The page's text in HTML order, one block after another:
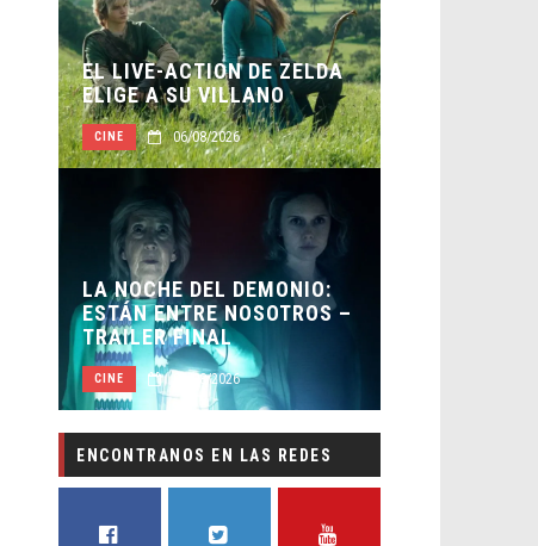
EL LIVE-ACTION DE ZELDA
ELIGE A SU VILLANO
CINE 06/08/2026
LA NOCHE DEL DEMONIO:
ESTÁN ENTRE NOSOTROS –
TRAILER FINAL
CINE 06/08/2026
ENCONTRANOS EN LAS REDES